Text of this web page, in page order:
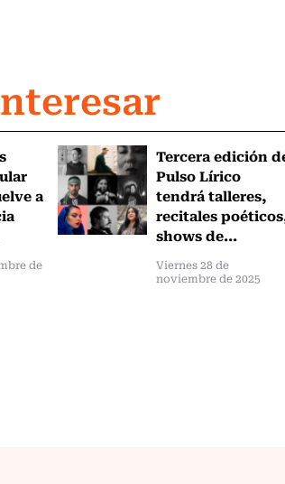
a
de
Tercera edición
Pulso Lírico
tendrá talleres,
recitales
shows de...
Viernes 28 de
noviembre de 2025